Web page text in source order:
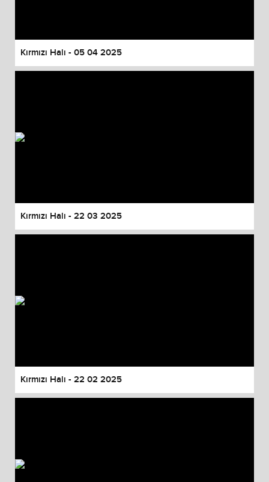
Kırmızı Halı - 05 04 2025
Kırmızı Halı - 22 03 2025
Kırmızı Halı - 22 02 2025